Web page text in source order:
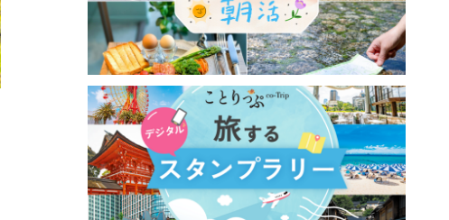
京都の人気パティスリーの新展開
「ampersand」で、チョコレー
トとティータイムを♪
2025.12.13